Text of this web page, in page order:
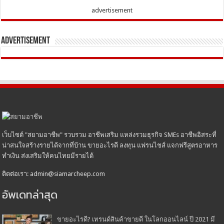
advertisement
Advertisement
เว็บไซต์ "สยามอาชีพ" รวบรวม อาชีพเสริม แหล่งรวมธุรกิจ SMEs อาชีพอิสระที่
น่าสนใจสร้างรายได้จากที่บ้าน ขายอะไรดี ลงทุน แฟรนไชส์ แจกฟรีสูตรอาหาร
ทำเงิน ส่งเสริมให้คนไทยมีรายได้
ติดต่อเรา: admin@siamarcheep.com
อัพเดทล่าสุด
ขายอะไรดี? เทรนด์สินค้าขายดี ในโลกออนไลน์ ปี 2021 มี